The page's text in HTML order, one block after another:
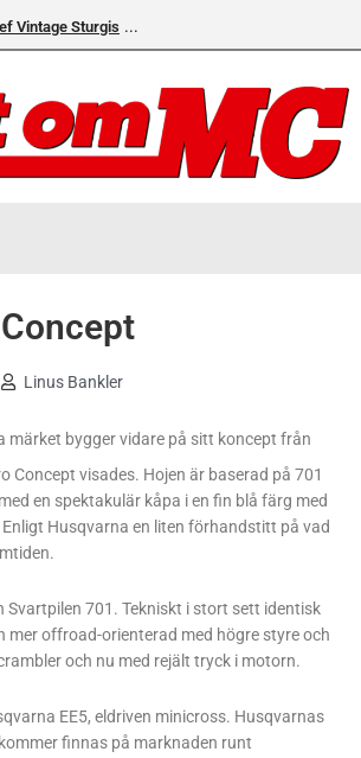
Vintage Sturgis
Linus Bankler
märket bygger vidare på sitt koncept från
Concept visades. Hojen är baserad på 701
en spektakulär kåpa i en fin blå färg med
Enligt Husqvarna en liten förhandstitt på vad
Svartpilen 701. Tekniskt i stort sett identisk
mer offroad-orienterad med högre styre och
och nu med rejält tryck i motorn.
EE5, eldriven minicross. Husqvarnas
finnas på marknaden runt